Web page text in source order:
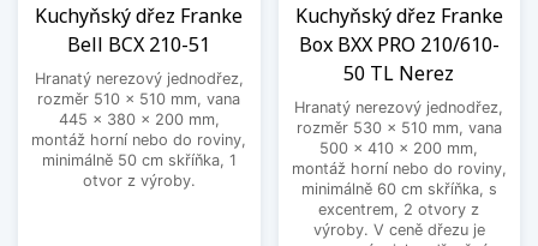
Kuchyňský dřez Franke
Bell BCX 210-51
Hranatý nerezový jednodřez,
rozměr 510 x 510 mm, vana
445 x 380 x 200 mm,
montáž horní nebo do roviny,
minimálně 50 cm skříňka, 1
otvor z výroby.
Kuchyňský dřez Franke
Box BXX PRO 210/610-
50 TL Nerez
Hranatý nerezový jednodřez,
rozměr 530 x 510 mm, vana
500 x 410 x 200 mm,
montáž horní nebo do roviny,
minimálně 60 cm skříňka, s
excentrem, 2 otvory z
výroby. V ceně dřezu je